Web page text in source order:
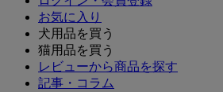
お気に入り
犬用品を買う
猫用品を買う
レビューから商品を探す
記事・コラム